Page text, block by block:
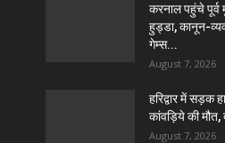
करनाल पहुंचे पूर्व
हुड्डा, कानून-
गेम्स...
August 7, 2026
हरिद्वार में सड़क
कांवड़िये की मौत,
August 7, 2026